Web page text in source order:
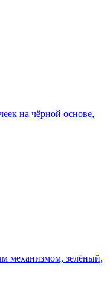
на чёрной основе,
механизмом, зелёный,